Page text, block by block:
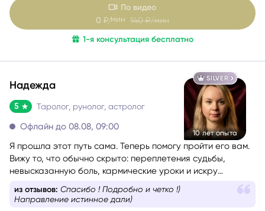
цель — помочь вам раскрыть свой потенциал и достичь
гармонии в жизни.
По видео
0 ₽/мин140 ₽/мин
SILVER
10 лет опыта
Надежда
5
Я прошла этот путь сама. Теперь помогу пройти его вам.
Вижу то, что обычно скрыто: переплетения судьбы,
таланта, которую человек сам в себе не замечает. Я
астролог, таролог, рунолог, мастер оракула Симболон,
из отзывов: Спасибо ! Подробно и четко !)